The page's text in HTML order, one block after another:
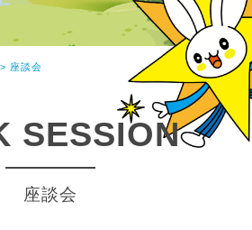
> 座談会
SESSION
座談会